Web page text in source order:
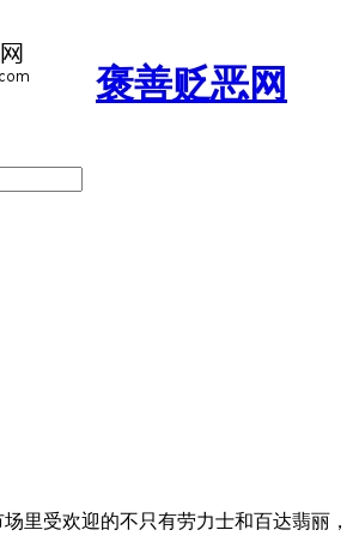
褒善贬恶网
里受欢迎的不只有劳力士和百达翡丽，